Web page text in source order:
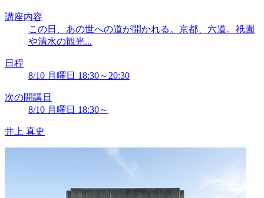
講座内容
この日、あの世への道が開かれる。京都、六道。祇園
や清水の観光...
日程
8/10 月曜日 18:30～20:30
次の開講日
8/10 月曜日 18:30～
井上 真史